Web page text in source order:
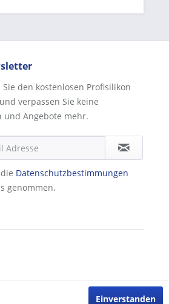
den kostenlosen Profisilikon
verpassen Sie keine
und Angebote mehr.
Datenschutzbestimmungen
genommen.
Einverstanden